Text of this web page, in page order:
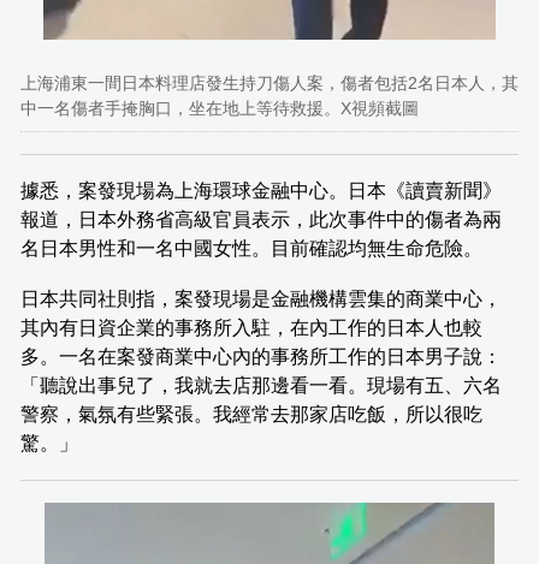
上海浦東一間日本料理店發生持刀傷人案，傷者包括2名日本人，其
中一名傷者手掩胸口，坐在地上等待救援。X視頻截圖
據悉，案發現場為上海環球金融中心。日本《讀賣新聞》
報道，日本外務省高級官員表示，此次事件中的傷者為兩
名日本男性和一名中國女性。目前確認均無生命危險。
日本共同社則指，案發現場是金融機構雲集的商業中心，
其內有日資企業的事務所入駐，在內工作的日本人也較
多。一名在案發商業中心內的事務所工作的日本男子說：
「聽說出事兒了，我就去店那邊看一看。現場有五、六名
警察，氣氛有些緊張。我經常去那家店吃飯，所以很吃
驚。」